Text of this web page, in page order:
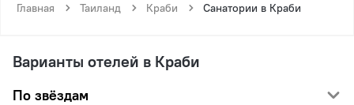
Главная Таиланд Краби Санатории в Краби
Варианты отелей в Краби
По звёздам